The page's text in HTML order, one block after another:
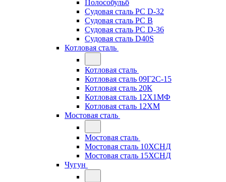
Полособульб
Судовая сталь РС D-32
Судовая сталь РС В
Судовая сталь РС D-36
Судовая сталь D40S
Котловая сталь
Котловая сталь
Котловая сталь 09Г2С-15
Котловая сталь 20К
Котловая сталь 12Х1МФ
Котловая сталь 12ХМ
Мостовая сталь
Мостовая сталь
Мостовая сталь 10ХСНД
Мостовая сталь 15ХСНД
Чугун